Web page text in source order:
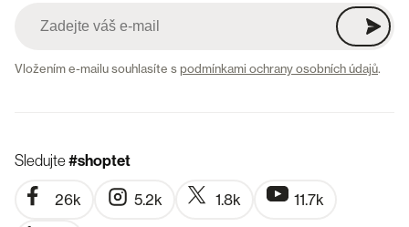
Vložením e-mailu souhlasíte spodmínkami ochrany osobních údajů.
Sledujte#shoptet
26k 5.2k 1.8k 11.7k